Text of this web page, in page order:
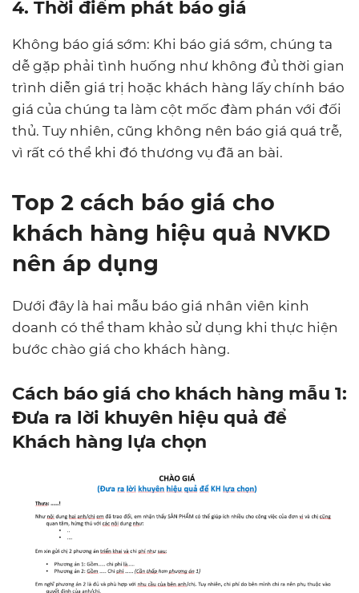
4. Thời điểm phát báo giá
Không báo giá sớm: Khi báo giá sớm, chúng ta
dễ gặp phải tình huống như không đủ thời gian
trình diễn giá trị hoặc khách hàng lấy chính báo
giá của chúng ta làm cột mốc đàm phán với đối
thủ. Tuy nhiên, cũng không nên báo giá quá trễ,
vì rất có thể khi đó thương vụ đã an bài.
Top 2 cách báo giá cho
khách hàng hiệu quả NVKD
nên áp dụng
Dưới đây là hai mẫu báo giá nhân viên kinh
doanh có thể tham khảo sử dụng khi thực hiện
bước chào giá cho khách hàng.
Cách báo giá cho khách hàng mẫu 1:
Đưa ra lời khuyên hiệu quả để
Khách hàng lựa chọn